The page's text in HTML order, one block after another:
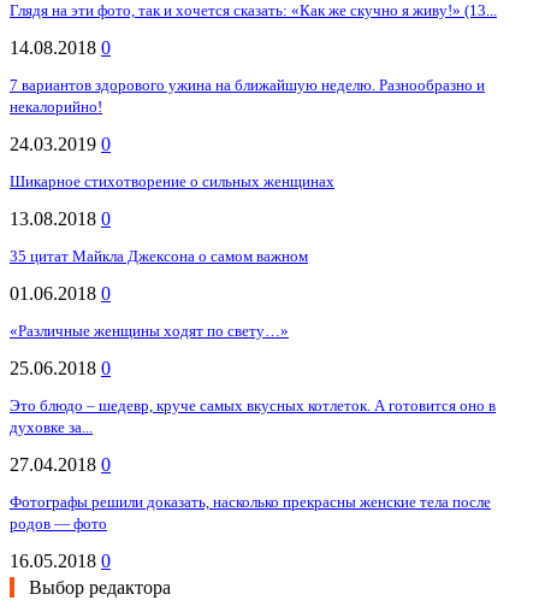
Глядя на эти фото, так и хочется сказать: «Как же скучно я живу!» (13...
14.08.2018 0
7 вариантов здорового ужина на ближайшую неделю. Разнообразно и
некалорийно!
24.03.2019 0
Шикарное стихотворение о сильных женщинах
13.08.2018 0
35 цитат Майкла Джексона о самом важном
01.06.2018 0
«Различные женщины ходят по свету…»
25.06.2018 0
Это блюдо – шедевр, круче самых вкусных котлеток. А готовится оно в
духовке за...
27.04.2018 0
Фотографы решили доказать, насколько прекрасны женские тела после
родов — фото
16.05.2018 0
Выбор редактора